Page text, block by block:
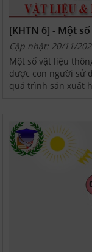
[KHTN 6] - Một
Cập nhật: 20/11/
Một số vật liệu
được con người sử
quá trình sản xuất